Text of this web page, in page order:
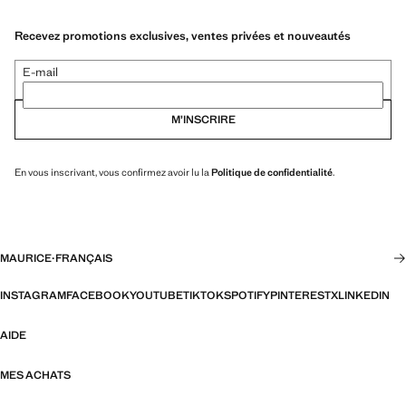
Recevez promotions exclusives, ventes privées et nouveautés
E-mail
M’INSCRIRE
En vous inscrivant, vous confirmez avoir lu la Politique de confidentialité.
MAURICE·FRANÇAIS
INSTAGRAMFACEBOOKYOUTUBETIKTOKSPOTIFYPINTERESTXLINKEDIN
AIDE
MES ACHATS